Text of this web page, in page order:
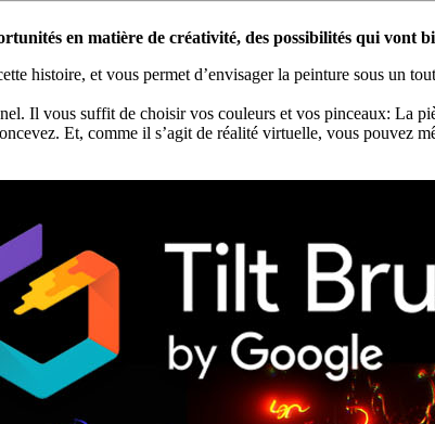
en matière de créativité, des possibilités qui vont
histoire, et vous permet d’envisager la peinture sous un
Il vous suffit de choisir vos couleurs et vos pinceaux: La
Et, comme il s’agit de réalité virtuelle, vous pouvez